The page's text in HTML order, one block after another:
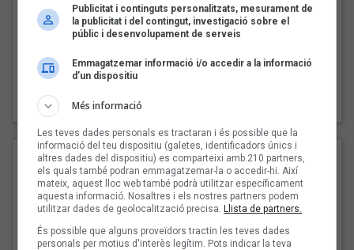
Pep Álvarez amb Joan Muntaner (Xanguito)
Publicitat i continguts personalitzats, mesurament de
la publicitat i del contingut, investigació sobre el
públic i desenvolupament de serveis
Emmagatzemar informació i/o accedir a la informació
d’un dispositiu
Més informació
Les teves dades personals es tractaran i és possible que la
informació del teu dispositiu (galetes, identificadors únics i
altres dades del dispositiu) es comparteixi amb 210 partners,
els quals també podran emmagatzemar-la o accedir-hi. Així
mateix, aquest lloc web també podrà utilitzar específicament
aquesta informació. Nosaltres i els nostres partners podem
utilitzar dades de geolocalització precisa. Llista de partners.
És possible que alguns proveïdors tractin les teves dades
personals per motius d'interès legítim. Pots indicar la teva